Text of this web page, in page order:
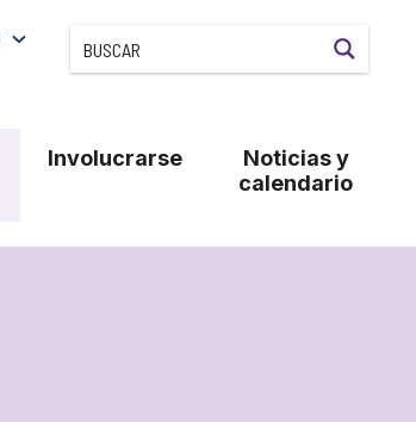
Involucrarse
Noticias y
calendario